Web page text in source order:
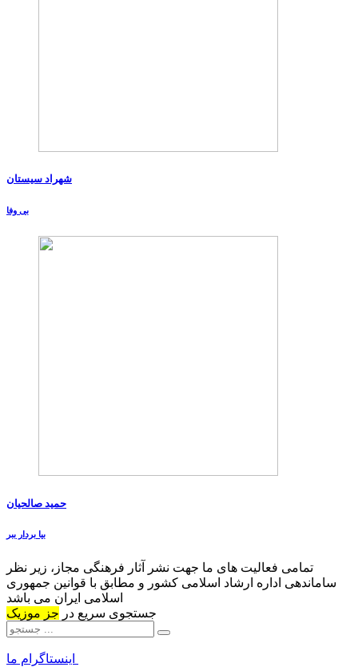
شهراد سیستان
بی وفا
حمید صالحیان
بیا بردار ببر
تمامی فعالیت های ما جهت نشر آثار فرهنگی مجاز، زیر نظر
ساماندهی اداره ارشاد اسلامی کشور و مطابق با قوانین جمهوری
اسلامی ایران می باشد
جستجوی سریع در جز موزیک
اینستاگرام ما